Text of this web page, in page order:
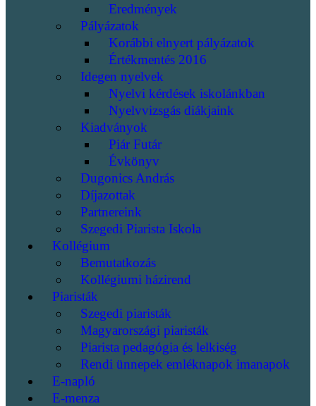
Eredmények
Pályázatok
Korábbi elnyert pályázatok
Értékmentés 2016
Idegen nyelvek
Nyelvi kérdések iskolánkban
Nyelvvizsgás diákjaink
Kiadványok
Piár Futár
Évkönyv
Dugonics András
Díjazottak
Partnereink
Szegedi Piarista Iskola
Kollégium
Bemutatkozás
Kollégiumi házirend
Piaristák
Szegedi piaristák
Magyarországi piaristák
Piarista pedagógia és lelkiség
Rendi ünnepek emléknapok imanapok
E-napló
E-menza